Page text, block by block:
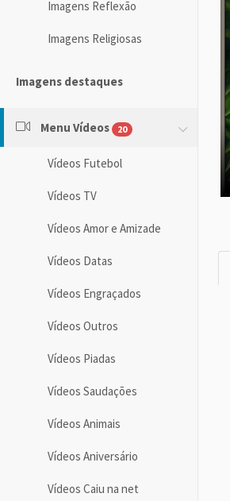
Imagens Reflexão
Imagens Religiosas
Imagens destaques
Menu Vídeos 20
Vídeos Futebol
Vídeos TV
Vídeos Amor e Amizade
Vídeos Datas
Vídeos Engraçados
Vídeos Outros
Vídeos Piadas
Vídeos Saudações
Vídeos Animais
Vídeos Aniversário
Vídeos Caiu na net